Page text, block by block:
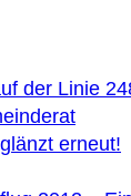
der Linie
erneut!